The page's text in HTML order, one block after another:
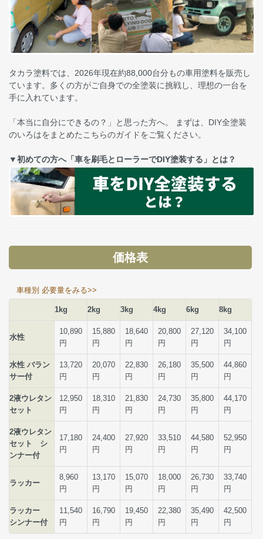
タカラ塗料では、2026年現在約88,000台分もの車用塗料を販売し
ています。多くの方がご自身での全塗装に挑戦し、理想の一台を
手に入れています。
「本当に自分にできるの？」と思った方へ。 まずは、DIY全塗装
のいろはをまとめたこちらのガイドをご覧ください。
▼初めての方へ「車を刷毛とローラーでDIY塗装する」とは？
価格表
車種別 必要量をみる>>